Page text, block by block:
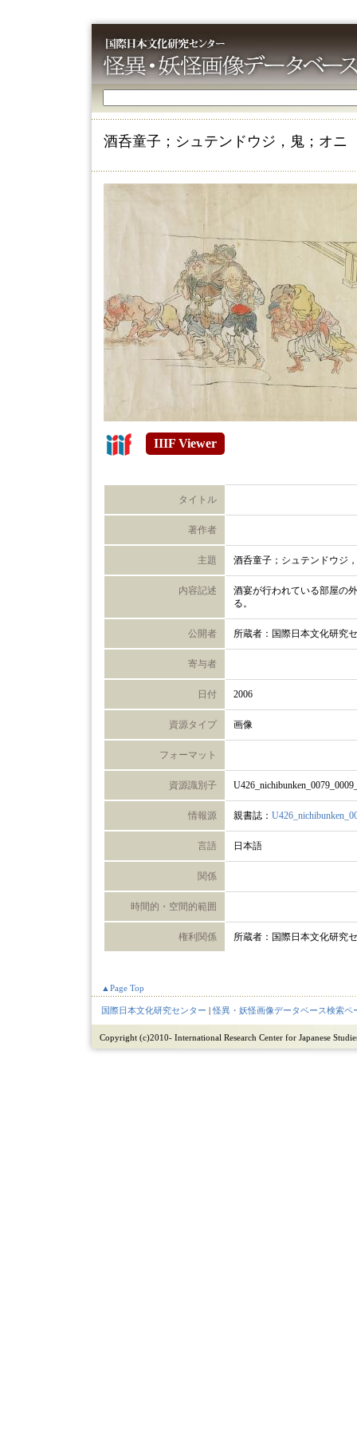
酒呑童子；シュテンドウジ，鬼；オニ
IIIF Viewer
タイトル
著作者
主題 酒呑童子；シュテンドウジ
内容記述
酒宴が行われている部屋の
る。
公開者 所蔵者：国際日本文化研究
寄与者
日付 2006
資源タイプ 画像
フォーマット
資源識別子
情報源 親書誌：
言語 日本語
関係
時間的・空間的範囲
権利関係 所蔵者：国際日本文化研究
▲Page Top
国際日本文化研究センター |怪異・妖怪画像データベース検索ペ
Copyright (c)2010- International Research Center for Japanese